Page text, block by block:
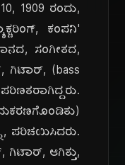
1909 ರಂದು,
ಕಂಪನಿ'
ಸಂಗೀತದ,
ಗಿಟಾರ್, (bass
ಪರಿಚಯಿಸಿದರು.
ಗಿಟಾರ್, ಆಗಿತ್ತು,